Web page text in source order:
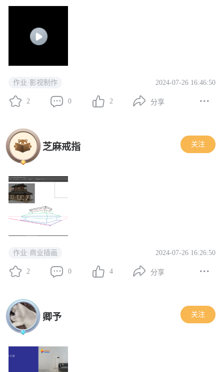
作业·影视制作 2024-07-26 16:46:50
2 0 2 分享
芝麻戒指 关注
作业·商业插画 2024-07-26 16:26:50
2 0 4 分享
卿予 关注